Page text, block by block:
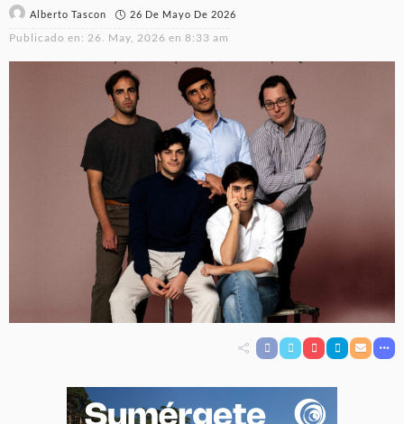
Alberto Tascon 26 De Mayo De 2026
Publicado en: 26. May, 2026 en 8:33 am